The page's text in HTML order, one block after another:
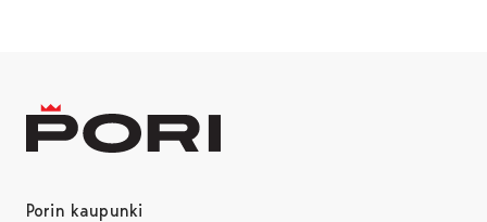
Porin kaupunki